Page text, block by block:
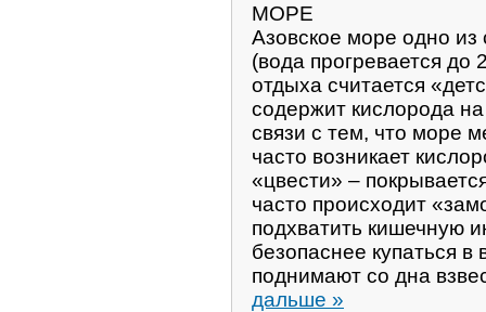
МОРЕ
Азовское море одно
(вода прогревается до
отдыха считается
содержит кислорода
связи с тем, что море
часто возникает
«цвести» –
часто происходит
подхватить кишечную
безопаснее купаться
поднимают со дна
дальше »